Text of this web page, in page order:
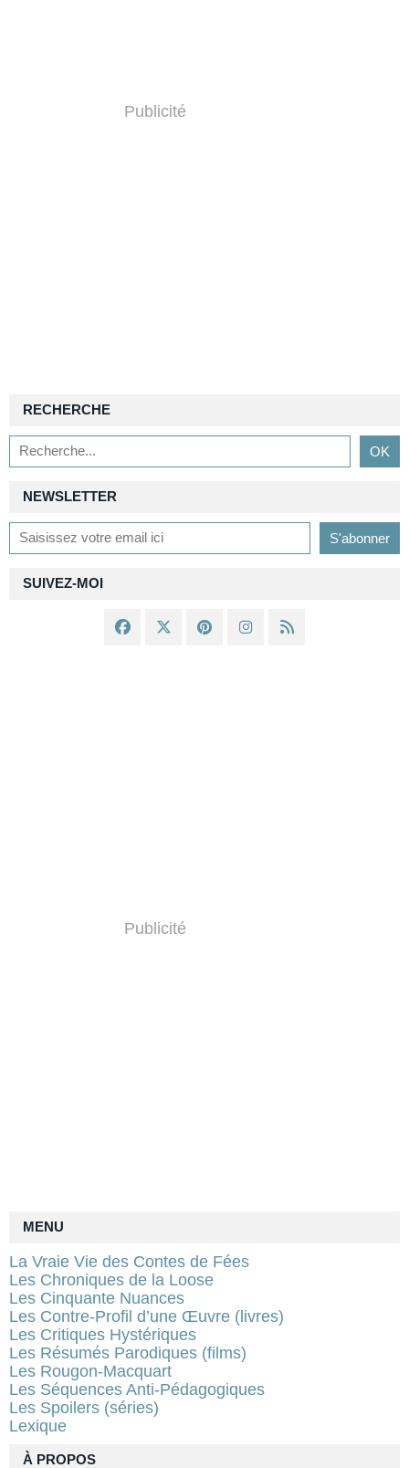
Publicité
NEWSLETTER
SUIVEZ-MOI
RECHERCHE
À PROPOS
Publicité
MENU
La Vraie Vie des Contes de Fées
Les Chroniques de la Loose
Les Cinquante Nuances
Les Contre-Profil d’une Œuvre (livres)
Les Critiques Hystériques
Les Résumés Parodiques (films)
Les Rougon-Macquart
Les Séquences Anti-Pédagogiques
Les Spoilers (séries)
Lexique